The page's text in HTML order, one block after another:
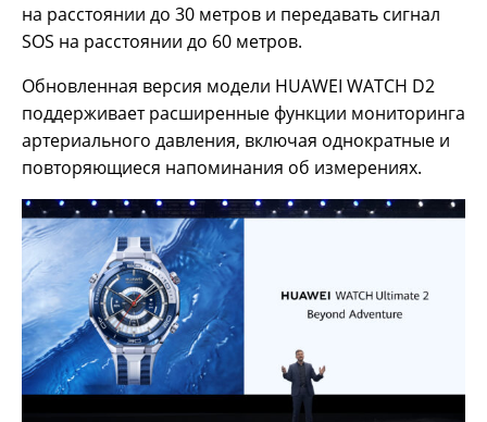
на расстоянии до 30 метров и передавать сигнал
SOS на расстоянии до 60 метров.
Обновленная версия модели HUAWEI WATCH D2
поддерживает расширенные функции мониторинга
артериального давления, включая однократные и
повторяющиеся напоминания об измерениях.